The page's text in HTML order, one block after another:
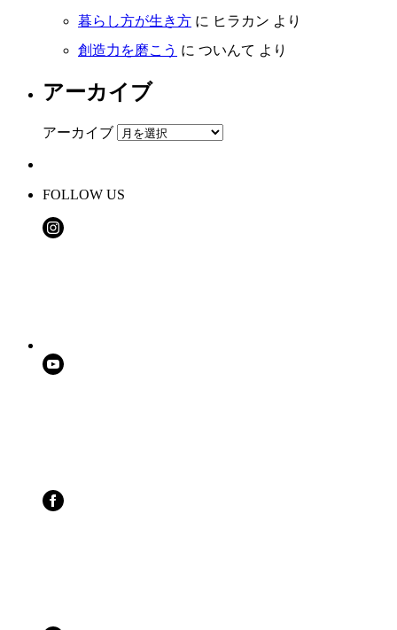
暮らし方が生き方 に ヒラカン より
創造力を磨こう に ついんて より
アーカイブ
アーカイブ
FOLLOW US